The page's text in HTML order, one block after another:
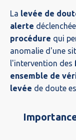
La levée de
alerte
procédure qui
anomalie d'une
l'intervention des
ensemble de
levée de doute